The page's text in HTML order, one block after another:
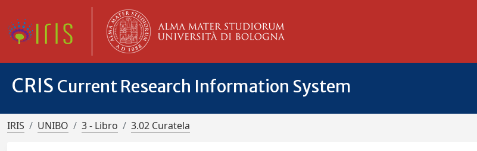
CRIS Current Research Information System
IRIS UNIBO 3 - Libro 3.02 Curatela